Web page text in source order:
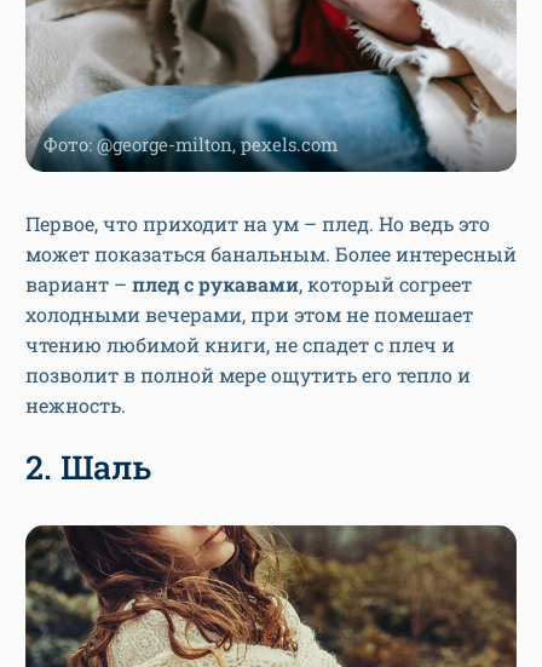
Фото: @george-milton, pexels.com
Первое, что приходит на ум – плед. Но ведь это
может показаться банальным. Более интересный
вариант – плед с рукавами, который согреет
холодными вечерами, при этом не помешает
чтению любимой книги, не спадет с плеч и
позволит в полной мере ощутить его тепло и
нежность.
2. Шаль